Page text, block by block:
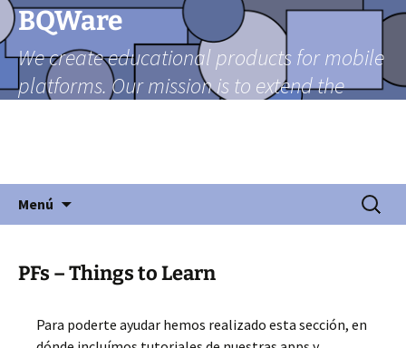
al
contenido
BQWare
We create educational products for mobile
platforms. Our mission is to extend the
Menú Buscar:
PFs – Things to Learn
Para poderte ayudar hemos realizado esta sección, en